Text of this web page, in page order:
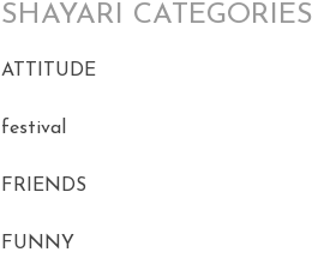
SHAYARI CATEGORIES
ATTITUDE
festival
FRIENDS
FUNNY